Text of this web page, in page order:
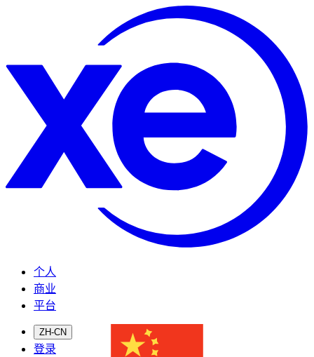
个人
商业
平台
ZH-CN
登录